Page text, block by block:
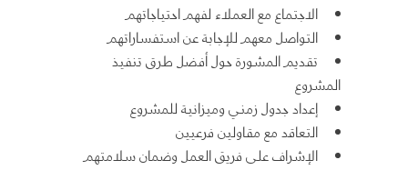
الاجتماع مع العملاء لفهم احتياجاتهم
التواصل معهم للإجابة عن استفساراتهم
تقديم المشورة حول أفضل طرق تنفيذ
المشروع
إعداد جدول زمني وميزانية للمشروع
التعاقد مع مقاولين فرعيين
الإشراف على فريق العمل وضمان سلامتهم